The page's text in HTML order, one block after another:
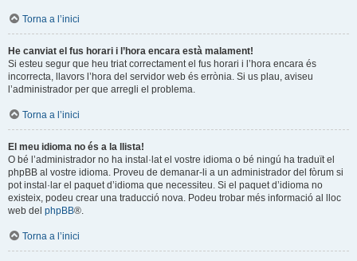
Torna a l’inici
He canviat el fus horari i l’hora encara està malament!
Si esteu segur que heu triat correctament el fus horari i l’hora encara és
incorrecta, llavors l’hora del servidor web és errònia. Si us plau, aviseu
l’administrador per que arregli el problema.
Torna a l’inici
El meu idioma no és a la llista!
O bé l’administrador no ha instal·lat el vostre idioma o bé ningú ha traduït el
phpBB al vostre idioma. Proveu de demanar-li a un administrador del fòrum si
pot instal·lar el paquet d’idioma que necessiteu. Si el paquet d’idioma no
existeix, podeu crear una traducció nova. Podeu trobar més informació al lloc
web del phpBB®.
Torna a l’inici